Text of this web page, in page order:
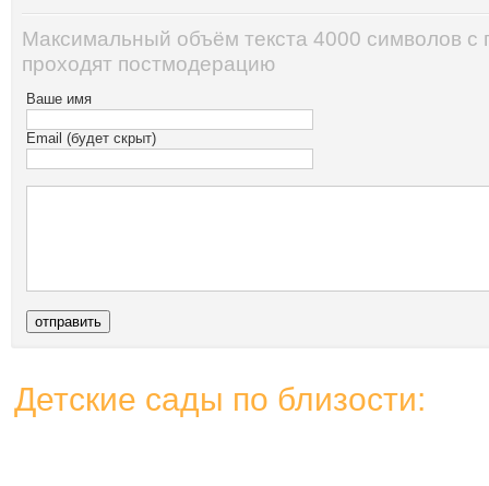
Максимальный объём текста 4000 символов
проходят постмодерацию
Ваше имя
Email (будет скрыт)
Детские сады по близости: